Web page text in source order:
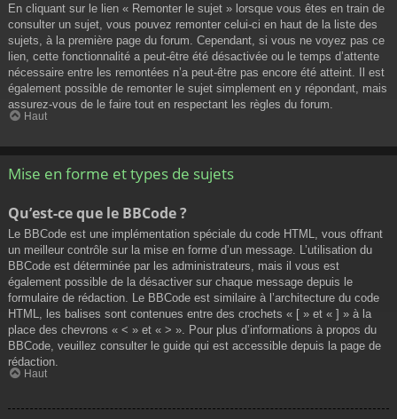
En cliquant sur le lien « Remonter le sujet » lorsque vous êtes en train de
consulter un sujet, vous pouvez remonter celui-ci en haut de la liste des
sujets, à la première page du forum. Cependant, si vous ne voyez pas ce
lien, cette fonctionnalité a peut-être été désactivée ou le temps d’attente
nécessaire entre les remontées n’a peut-être pas encore été atteint. Il est
également possible de remonter le sujet simplement en y répondant, mais
assurez-vous de le faire tout en respectant les règles du forum.
Haut
Mise en forme et types de sujets
Qu’est-ce que le BBCode ?
Le BBCode est une implémentation spéciale du code HTML, vous offrant
un meilleur contrôle sur la mise en forme d’un message. L’utilisation du
BBCode est déterminée par les administrateurs, mais il vous est
également possible de la désactiver sur chaque message depuis le
formulaire de rédaction. Le BBCode est similaire à l’architecture du code
HTML, les balises sont contenues entre des crochets « [ » et « ] » à la
place des chevrons « < » et « > ». Pour plus d’informations à propos du
BBCode, veuillez consulter le guide qui est accessible depuis la page de
rédaction.
Haut